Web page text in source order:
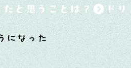
と思うことは？
になった